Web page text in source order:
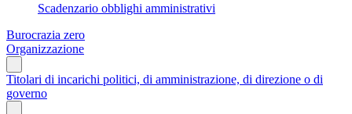
Scadenzario obblighi amministrativi
Burocrazia zero
Organizzazione
Titolari di incarichi politici, di amministrazione, di direzione o di
governo